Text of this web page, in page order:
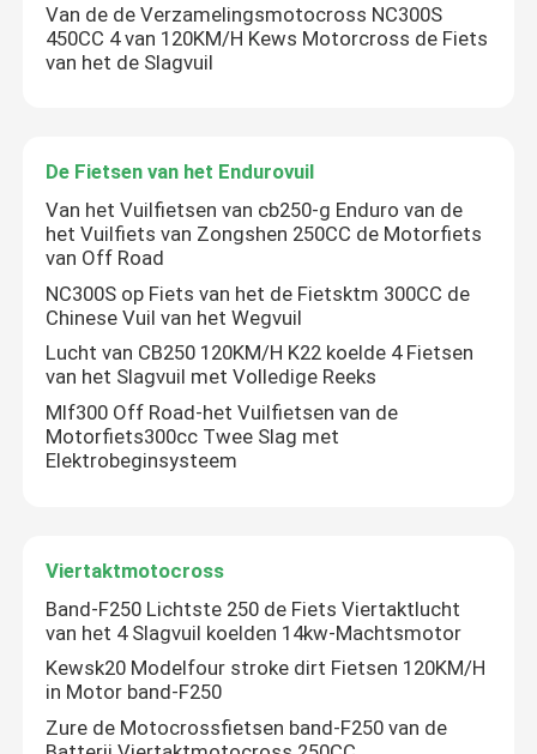
Van de de Verzamelingsmotocross NC300S
450CC 4 van 120KM/H Kews Motorcross de Fiets
van het de Slagvuil
De Fietsen van het Endurovuil
Van het Vuilfietsen van cb250-g Enduro van de
het Vuilfiets van Zongshen 250CC de Motorfiets
van Off Road
NC300S op Fiets van het de Fietsktm 300CC de
Chinese Vuil van het Wegvuil
Lucht van CB250 120KM/H K22 koelde 4 Fietsen
van het Slagvuil met Volledige Reeks
Mlf300 Off Road-het Vuilfietsen van de
Motorfiets300cc Twee Slag met
Elektrobeginsysteem
Viertaktmotocross
Band-F250 Lichtste 250 de Fiets Viertaktlucht
van het 4 Slagvuil koelden 14kw-Machtsmotor
Kewsk20 Modelfour stroke dirt Fietsen 120KM/H
in Motor band-F250
Zure de Motocrossfietsen band-F250 van de